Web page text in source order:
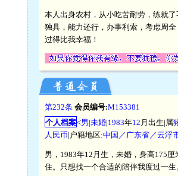
本人出身农村，从小吃苦耐劳，练就
独具，能力还行，办事利索，考虑周
过得比我幸福！
第232条 会员编号:M153381
个人档案<男|未婚|1983年12 月出生|属
人民币|户籍地区:中国／广东省／云浮
男，1983年12月生，未婚，身高175
住。只想找一个合适的陪伴我度过一生